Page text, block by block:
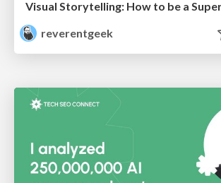
reverentgeek